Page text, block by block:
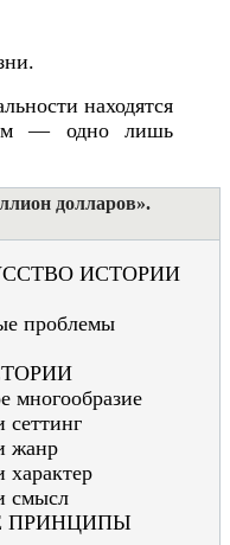
находятся
— одно лишь
долларов».
ИСТОРИИ
проблемы
многообразие
сеттинг
жанр
характер
смысл
ПРИНЦИПЫ